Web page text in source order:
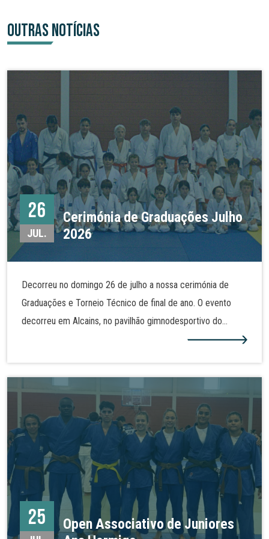
OUTRAS NOTÍCIAS
26
JUL.
Cerimónia de Graduações Julho
2026
Decorreu no domingo 26 de julho a nossa cerimónia de
Graduações e Torneio Técnico de final de ano. O evento
decorreu em Alcains, no pavilhão gimnodesportivo do
Agrupamento de Escola José Sanches e São Vicente da
graduação e demonstraram as técnicas de judo tanto no
solo como em pé. Mais fotos na nossa galeria!
25
Open Associativo de Juniores